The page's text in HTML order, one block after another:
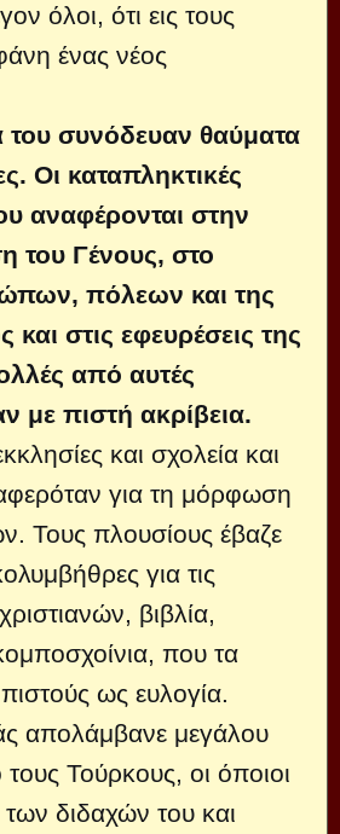
όλοι, ότι εις τους
ένας νέος
του συνόδευαν θαύματα
Οι καταπληκτικές
αναφέρονται στην
του Γένους, στο
πόλεων και της
στις εφευρέσεις της
από αυτές
με πιστή ακρίβεια.
και σχολεία και
για τη μόρφωση
Τους πλουσίους έβαζε
για τις
βιβλία,
που τα
ως ευλογία.
απολάμβανε μεγάλου
Τούρκους, οι όποιοι
διδαχών του και